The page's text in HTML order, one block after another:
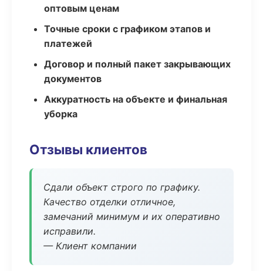
оптовым ценам
Точные сроки с графиком этапов и
платежей
Договор и полный пакет закрывающих
документов
Аккуратность на объекте и финальная
уборка
Отзывы клиентов
Сдали объект строго по графику.
Качество отделки отличное,
замечаний минимум и их оперативно
исправили.
— Клиент компании